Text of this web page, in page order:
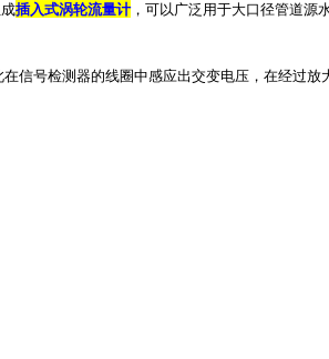
插入式涡轮流量计，可以广泛用于大口径管道源
信号检测器的线圈中感应出交变电压，在经过放